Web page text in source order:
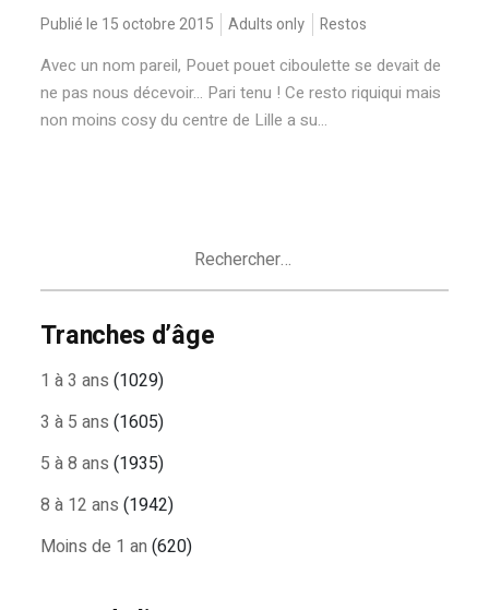
Publié le 15 octobre 2015 Adults only Restos
Avec un nom pareil, Pouet pouet ciboulette se devait de
ne pas nous décevoir... Pari tenu ! Ce resto riquiqui mais
non moins cosy du centre de Lille a su...
Tranches d’âge
1 à 3 ans (1029)
3 à 5 ans (1605)
5 à 8 ans (1935)
8 à 12 ans (1942)
Moins de 1 an (620)